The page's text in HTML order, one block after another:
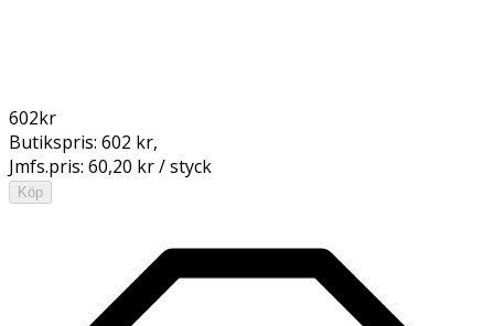
602kr
Butikspris: 602 kr,
Jmfs.pris: 60,20 kr / styck
Köp